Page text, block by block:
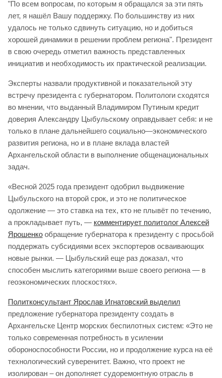
"По всем вопросам, по которым я обращался за эти пять
лет, я нашёл Вашу поддержку. По большинству из них
удалось не только сдвинуть ситуацию, но и добиться
хорошей динамики в решении проблем региона". Президент
в свою очередь отметил важность представленных
инициатив и необходимость их практической реализации.
Эксперты назвали продуктивной и показательной эту
встречу президента с губернатором. Политологи сходятся
во мнении, что выданный Владимиром Путиным кредит
доверия Александру Цыбульскому оправдывает себя: и не
только в плане дальнейшего социально—экономического
развития региона, но и в плане вклада властей
Архангельской области в выполнение общенациональных
задач.
«Весной 2025 года президент одобрил выдвижение
Цыбульского на второй срок, и это не политическое
одолжение — это ставка на тех, кто не плывёт по течению,
а прокладывает путь, — комментирует политолог Алексей
Ярошенко обращение губернатора к президенту с просьбой
поддержать субсидиями всех экспортеров осваивающих
новые рынки. — Цыбульский еще раз доказал, что
способен мыслить категориями выше своего региона — в
геоэкономических плоскостях».
Политконсультант Ярослав Игнатовский выделил
предложение губернатора президенту создать в
Архангельске Центр морских беспилотных систем: «Это не
только современная потребность в усилении
обороноспособности России, но и продолжение курса на её
технологический суверенитет. Важно, что проект не
изолирован – он дополняет судоремонтную отрасль в